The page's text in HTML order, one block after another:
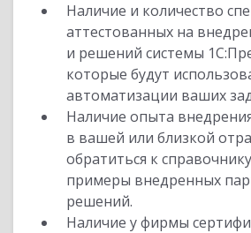
Наличие и количество
аттестованных на
и решений системы
которые будут
автоматизации ваших
Наличие опыта
в вашей или близкой
обратиться к
примеры внедренных
решений.
Наличие у фирмы